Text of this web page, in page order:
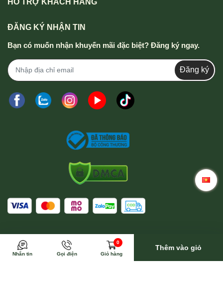
Trong trường hợp này Wina sẽ toàn bộ trả phí vận
chuyển
ĐĂNG KÝ NHẬN TIN
Bạn có muốn nhận khuyến mãi đặc biệt? Đăng ký ngay.
Đăng ký
Nhắn tin Gọi điện
0
Giỏ hàng
Thêm vào giỏ